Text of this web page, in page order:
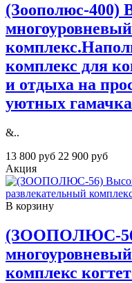
(Зоополюс-400)
комплекс для
и отдыха на
уютных
&..
13 800 руб 22 900 руб
Акция
В корзину
(ЗOOПOЛЮС-
комплекс